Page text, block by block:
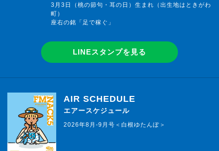
3月3日（桃の節句・耳の日）生まれ（出生地はときがわ
町）
座右の銘「足で稼ぐ」
LINEスタンプを見る
AIR SCHEDULE
エアースケジュール
2026年8月-9月号＜白根ゆたんぽ＞